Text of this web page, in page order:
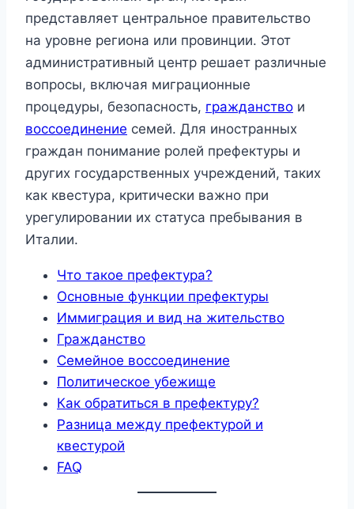
представляет центральное правительство
на уровне региона или провинции. Этот
административный центр решает различные
вопросы, включая миграционные
процедуры, безопасность, гражданство и
воссоединение семей. Для иностранных
граждан понимание ролей префектуры и
других государственных учреждений, таких
как квестура, критически важно при
урегулировании их статуса пребывания в
Италии.
Что такое префектура?
Основные функции префектуры
Иммиграция и вид на жительство
Гражданство
Семейное воссоединение
Политическое убежище
Как обратиться в префектуру?
Разница между префектурой и
квестурой
FAQ